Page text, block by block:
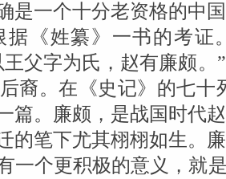
是一个十分老资格的中
据《姓纂》一书的考证
父字为氏，赵有廉颇。
裔。在《史记》的七十
篇。廉颇，是战国时代
的笔下尤其栩栩如生。
一个更积极的意义，就